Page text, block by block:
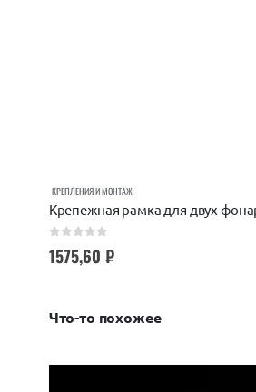
КРЕПЛЕНИЯ И МОНТАЖ
Крепежная рамка для двух
1575,60 ₽
Что-то похожее